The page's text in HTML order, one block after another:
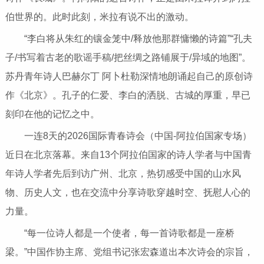
伯世界的。此时此刻，米拉有说不出的激动。
“李白将从朱红的镶金笼中/释放他那群慵懒的诗篇”“孔夫
子/书写着古老的歌谣手稿/把丝绸之路铺展于/异域的地图”。
苏丹青年诗人巴赫尔丁 阿卜杜勒深情地朗诵起自己的原创诗
作《北京》。孔子的仁爱、李白的洒脱、古城的厚重，早已
刻印在他的记忆之中。
一连8天的2026国际青春诗会（中国-阿拉伯国家专场）
近日在北京落幕。来自13个阿拉伯国家的诗人学者与中国青
年诗人学者先后到访广州、北京，热切感受中国的山水风
物、历史人文，也在交流中分享诗歌穿越时空、抚慰人心的
力量。
“每一位诗人都是一个使者，每一首诗歌都是一座桥
梁。”中国作协主席、党组书记张宏森道出本次诗会的宗旨，